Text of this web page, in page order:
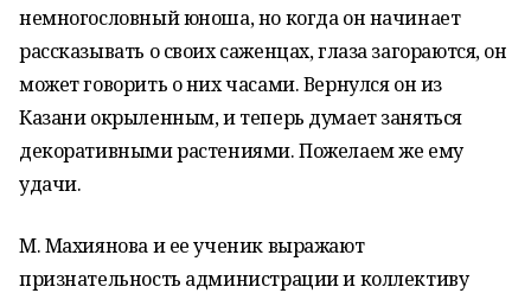
немногословный юноша, но когда он начинает
рассказывать о своих саженцах, глаза загораются, он
может говорить о них часами. Вернулся он из
Казани окрыленным, и теперь думает заняться
декоративными растениями. Пожелаем же ему
удачи.
М. Махиянова и ее ученик выражают
признательность администрации и коллективу